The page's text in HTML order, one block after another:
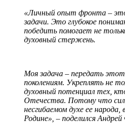
«Личный опыт фронта –
задачи. Это глубокое
победить помогает не
духовный стержень.
Моя задача – передать
поколениям. Укреплять не
духовный потенциал тех,
Отечества. Потому что
несгибаемом духе ее
Родине», – поделился